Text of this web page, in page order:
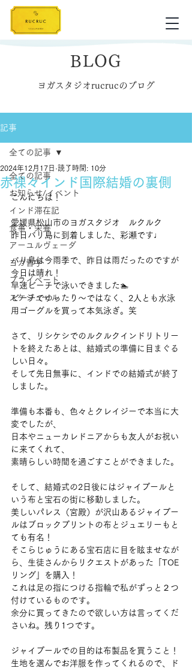
BLOG
ヨガスタジオrucrucのブログ
記事
全ての記事
お知らせ/イベント
インド滞在記
食事・栄養
アーユルヴェーダ
ヨガ哲学
プライベート
スケジュール
全ての記事
赤裸々インド国際結婚の裏側
2024年12月17日 読了時間: 10分
こんにちは！
愛媛県松山市のヨガスタジオ　ルクルク
昨日バリ島に到着しました、彩瀬です♩
バリ島は今雨季で、昨日は雨だったのですが
今日は晴れ！
早速ビーチで泳いできました🏊
ビーチでゆったり～ではなく、2人とも水泳
用ゴーグルを買って本気泳ぎ。笑
さて、リシケシでのルクルクインドリトリー
トを終えたあとは、結婚式の準備に目まぐる
しい日々。
そして先日無事に、インドでの結婚式が終了
しました。
準備も本番も、色々とクレイジーで本当に大
変でしたが、
日本やニューカレドニアからも友人がお祝い
に来てくれて、
素晴らしい時間を過ごすことができました。
そして、結婚式の2日後にはジャイプールと
いう布と宝石の街に移動しました。
美しいパレス（宮殿）が沢山あるジャイプー
ルはブロックプリントの布とジュエリーもと
ても有名！
そこらじゅうにある宝石店に目を眩ませなが
ら、生徒さんからリクエストがあった「TOE
リング」を購入！
これは足の指につける指輪で私がずっと２つ
付けているものです。
余分に買ってきたので欲しい方は言ってくだ
さいね。残り1つです。
ジャイプールでの目的は布製品を買うこと！
生地を選んでお洋服を作ってくれるので、ド